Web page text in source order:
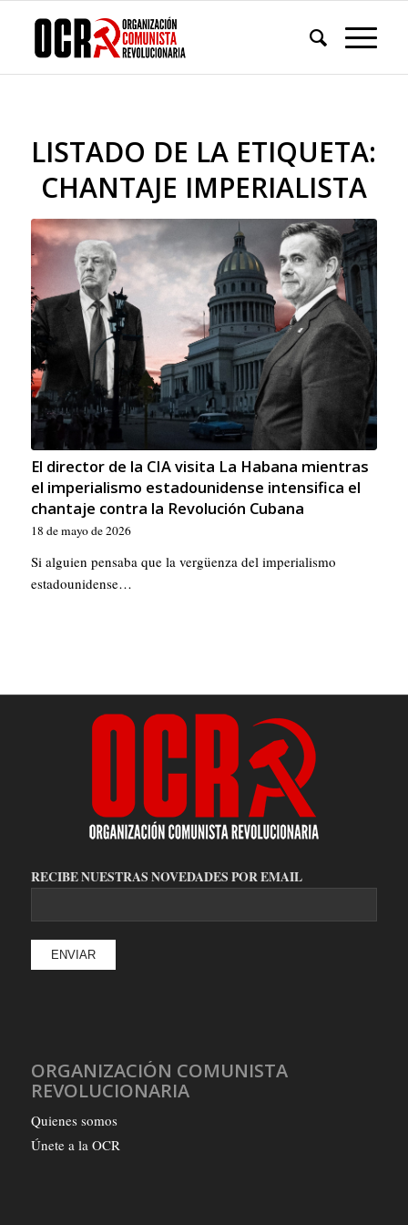
LISTADO DE LA ETIQUETA:
CHANTAJE IMPERIALISTA
El director de la CIA visita La Habana mientras
el imperialismo estadounidense intensifica el
chantaje contra la Revolución Cubana
18 de mayo de 2026
Si alguien pensaba que la vergüenza del imperialismo
estadounidense…
RECIBE NUESTRAS NOVEDADES POR EMAIL
ORGANIZACIÓN COMUNISTA
REVOLUCIONARIA
Quienes somos
Únete a la OCR